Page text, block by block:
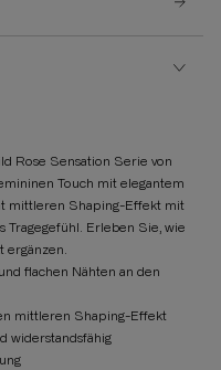
Rose Sensation Serie von
Touch mit elegantem
mittleren Shaping-Effekt mit
Erleben Sie, wie
ergänzen.
flachen Nähten an den
mittleren Shaping-Effekt
widerstandsfähig